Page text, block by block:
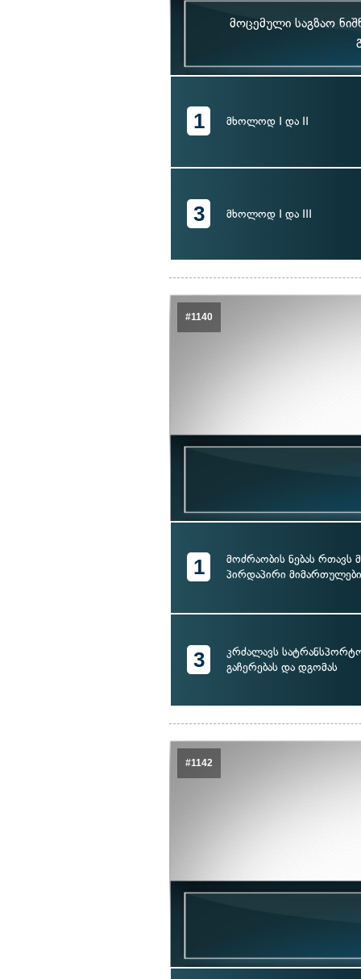
მოცემული საგზაო
1 მხოლოდ I და II
3 მხოლოდ I და III
#1140
1
მოძრაობის ნებას
პირდაპირი
3
კრძალავს
გაჩერებას და დგომას
#1142